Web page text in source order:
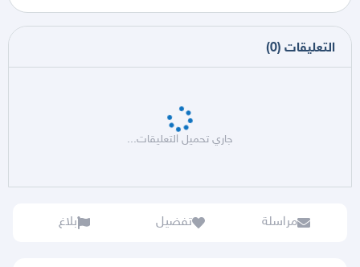
التعليقات (
0
)
جاري تحميل التعليقات...
مراسلة تفضيل بلاغ